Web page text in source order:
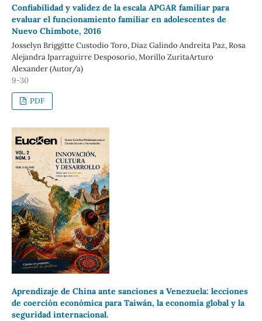
Confiabilidad y validez de la escala APGAR familiar para
evaluar el funcionamiento familiar en adolescentes de
Nuevo Chimbote, 2016
Josselyn Briggitte Custodio Toro, Diaz Galindo Andreita Paz, Rosa
Alejandra Iparraguirre Desposorio, Morillo ZuritaArturo
Alexander (Autor/a)
9-30
PDF
Aprendizaje de China ante sanciones a Venezuela: lecciones
de coerción económica para Taiwán, la economía global y la
seguridad internacional.